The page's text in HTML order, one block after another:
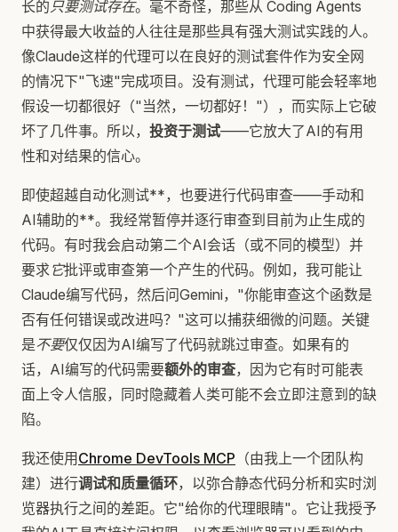
长的只要测试存在。毫不奇怪，那些从 Coding Agents
中获得最大收益的人往往是那些具有强大测试实践的人。
像Claude这样的代理可以在良好的测试套件作为安全网
的情况下"飞速"完成项目。没有测试，代理可能会轻率地
假设一切都很好（"当然，一切都好！"），而实际上它破
坏了几件事。所以， 投资于测试——它放大了AI的有用
性和对结果的信心。
即使超越自动化测试**，也要进行代码审查——手动和
AI辅助的**。我经常暂停并逐行审查到目前为止生成的
代码。有时我会启动第二个AI会话（或不同的模型）并
要求它批评或审查第一个产生的代码。例如，我可能让
Claude编写代码，然后问Gemini，"你能审查这个函数是
否有任何错误或改进吗？"这可以捕获细微的问题。关键
是不要仅仅因为AI编写了代码就跳过审查。如果有的
话，AI编写的代码需要额外的审查，因为它有时可能表
面上令人信服，同时隐藏着人类可能不会立即注意到的缺
陷。
我还使用 Chrome DevTools MCP （由我上一个团队构
建）进行调试和质量循环，以弥合静态代码分析和实时浏
览器执行之间的差距。它"给你的代理眼睛"。它让我授予